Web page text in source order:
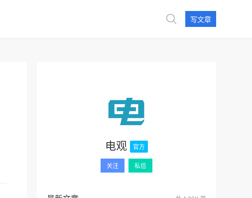
写文章
电观 官方
关注 私信